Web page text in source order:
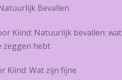
Bevallen
Kiind: Natuurlijk bevallen: wat
zeggen hebt
Kiind: Wat zijn fijne